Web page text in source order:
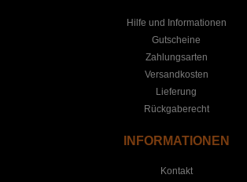
Hilfe und Informationen
Gutscheine
Zahlungsarten
Versandkosten
Lieferung
Rückgaberecht
INFORMATIONEN
Kontakt